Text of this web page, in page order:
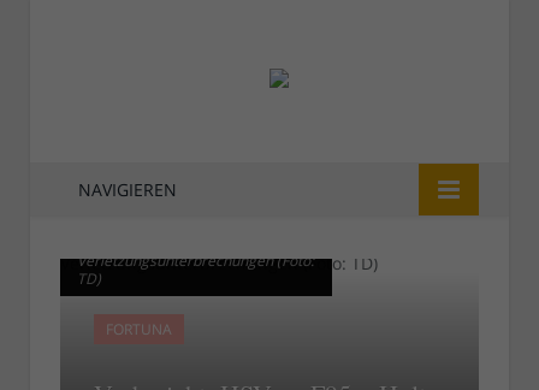
NAVIGIEREN
Verletzungsunterbrechungen (Foto:
TD)
FORTUNA
Verletzungsunterbrechungen (Foto:
TD)